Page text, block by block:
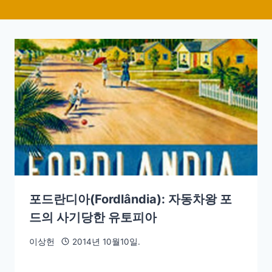
포드란디아(Fordlândia): 자동차왕 포
드의 사기당한 유토피아
이상헌 2014년 10월10일.